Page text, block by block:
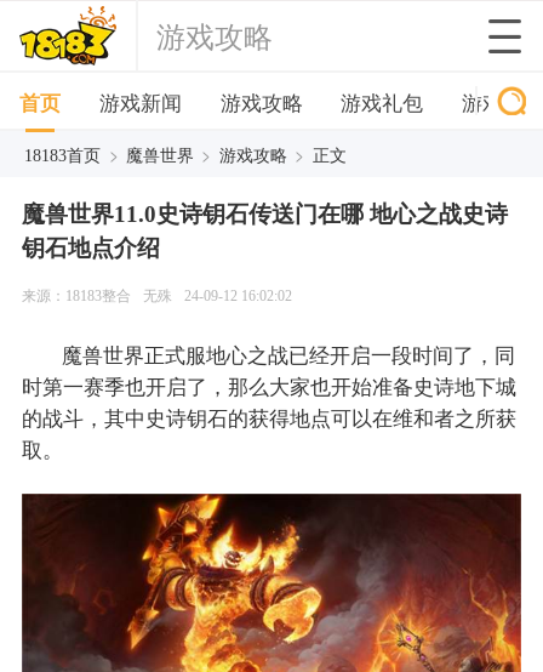
游戏攻略
首页 游戏新闻 游戏攻略 游戏礼包 游戏下
18183首页 > 魔兽世界 > 游戏攻略 > 正文
魔兽世界11.0史诗钥石传送门在哪 地心之战史诗
钥石地点介绍
来源：18183整合 无殊 24-09-12 16:02:02
魔兽世界正式服地心之战已经开启一段时间了，同
时第一赛季也开启了，那么大家也开始准备史诗地下城
的战斗，其中史诗钥石的获得地点可以在维和者之所获
取。